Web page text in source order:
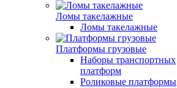
Ломы такелажные
Ломы такелажные
Платформы грузовые
Наборы транспортных
платформ
Роликовые платформы